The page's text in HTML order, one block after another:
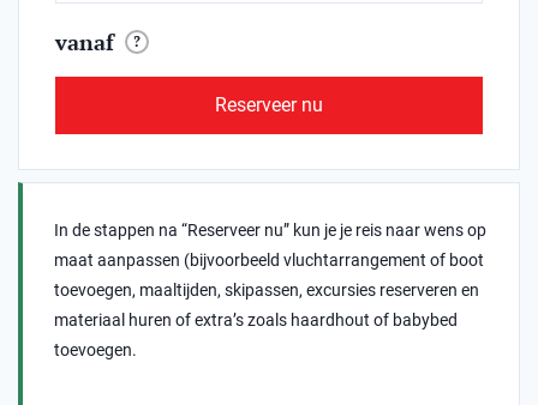
vanaf ?
Reserveer nu
In de stappen na “Reserveer nu” kun je je reis naar wens op
maat aanpassen (bijvoorbeeld vluchtarrangement of boot
toevoegen, maaltijden, skipassen, excursies reserveren en
materiaal huren of extra’s zoals haardhout of babybed
toevoegen.